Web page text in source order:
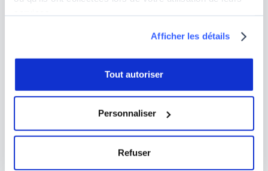
Afficher les détails
Tout autoriser
Personnaliser
Refuser
Pourquoi est-ce important de protéger vos
En laissant ChatGPT utiliser vos prompts pour
améliorer ses modèles, vous exposez
Des détails personnels
Des informations sensibles (projet client, base de